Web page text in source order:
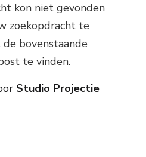
kon niet gevonden
zoekopdracht te
bovenstaande
te vinden.
Studio Projectie